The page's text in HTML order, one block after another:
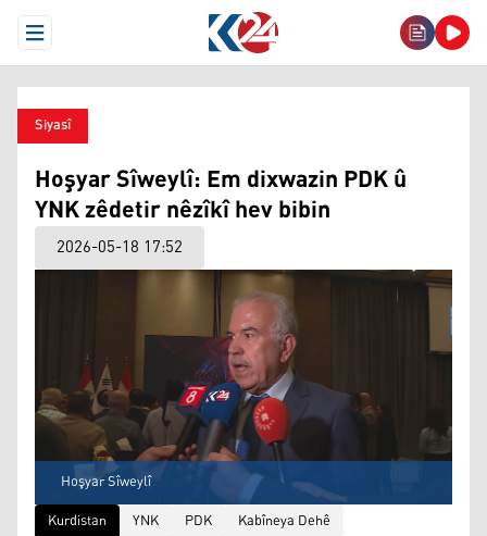
Open Menu
Siyasî
Hoşyar Sîweylî: Em dixwazin PDK û
YNK zêdetir nêzîkî hev bibin
2026-05-18 17:52
Hoşyar Sîweylî
Kurdistan
YNK PDK Kabîneya Dehê